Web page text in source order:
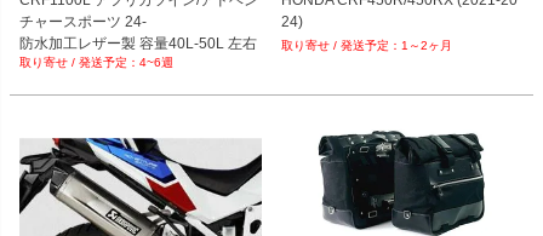
チャースポーツ 24-
防水加工レザー製 容量40L-50L 左右
セット
4~6週
24)
1～2ヶ月